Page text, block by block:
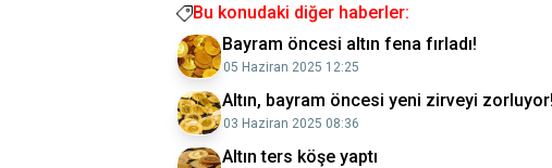
Bu konudaki diğer haberler:
Bayram öncesi altın fena fırladı!
05 Haziran 2025 12:25
Altın, bayram öncesi yeni zirveyi zorluyor!
03 Haziran 2025 08:36
Altın ters köşe yaptı